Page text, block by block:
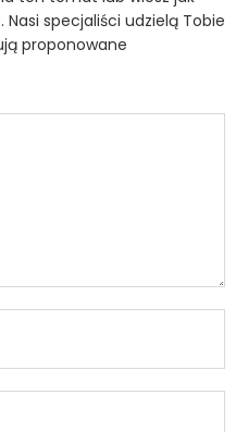
Nasi specjaliści udzielą Tobie
proponowane